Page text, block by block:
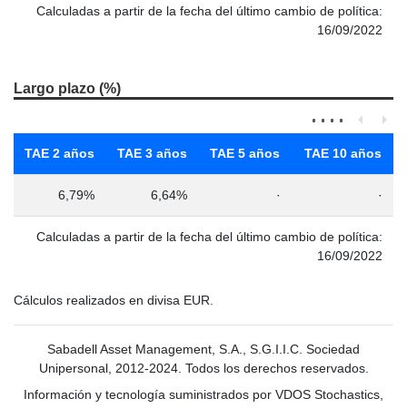
Calculadas a partir de la fecha del último cambio de política:
16/09/2022
Largo plazo (%)
TAE 2 años TAE 3 años TAE 5 años TAE 10 años
Calculadas a partir de la fecha del último cambio de política:
16/09/2022
6,79% 6,64% · ·
Cálculos realizados en divisa EUR.
Sabadell Asset Management, S.A., S.G.I.I.C. Sociedad
Unipersonal, 2012-2024. Todos los derechos reservados.
Información y tecnología suministrados por VDOS Stochastics,